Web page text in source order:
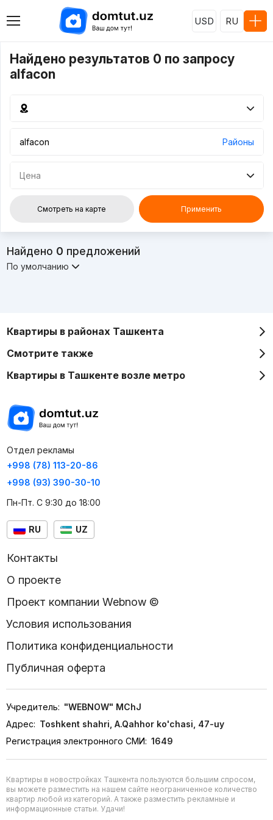
USD RU
Найдено результатов 0 по запросу
alfacon
Районы
Цена
Смотреть на карте Применить
Найдено 0 предложений
По умолчанию
Квартиры в районах Ташкента
Смотрите также
Квартиры в Ташкенте возле метро
Отдел рекламы
+998 (78) 113-20-86
+998 (93) 390-30-10
Пн-Пт. С 9:30 до 18:00
RU UZ
Контакты
О проекте
Проект компании Webnow ©
Условия использования
Политика конфиденциальности
Публичная оферта
Учредитель: "WEBNOW" MChJ
Адрес: Toshkent shahri, A.Qahhor ko'chasi, 47-uy
Регистрация электронного СМИ: 1649
Квартиры в новостройках Ташкента пользуются большим спросом,
вы можете разместить на нашем сайте неограниченное количество
квартир любой из категорий. А также разместить рекламные и
информационные статьи. Удачи!